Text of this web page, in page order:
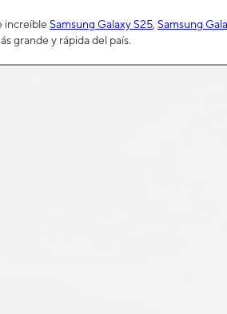
increíble Samsung Galaxy S25 Samsung
grande y rápida del país.